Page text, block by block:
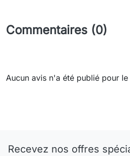
Commentaires (0)
Aucun avis n'a été publié pour le
Recevez nos offres